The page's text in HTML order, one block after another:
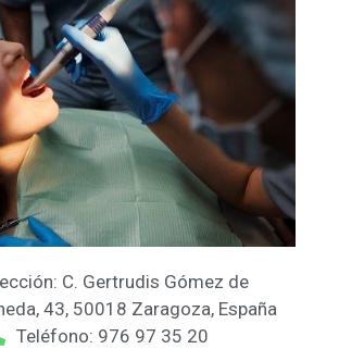
C. Gertrudis Gómez de
43, 50018 Zaragoza, España
Teléfono: 976 97 35 20